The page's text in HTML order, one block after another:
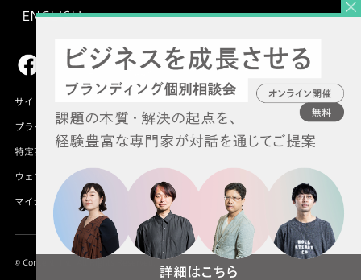
ENGLISH
サイトマップ
プライバシーポリシー
特定商取引法に基づく表記
ウェブアクセシビリティ方針
マイナンバーの取り組みについて
© Concent, Inc. All Rights Reserved.